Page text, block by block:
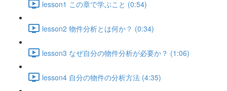
lesson1 この章で学ぶこと (0:54)
lesson2 物件分析とは何か？ (0:34)
lesson3 なぜ自分の物件分析が必要か？ (1:06)
lesson4 自分の物件の分析方法 (4:35)